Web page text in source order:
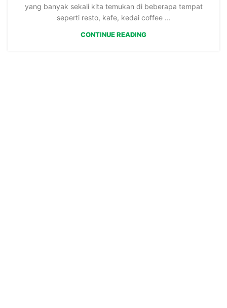
yang banyak sekali kita temukan di beberapa tempat
seperti resto, kafe, kedai coffee ...
CONTINUE READING